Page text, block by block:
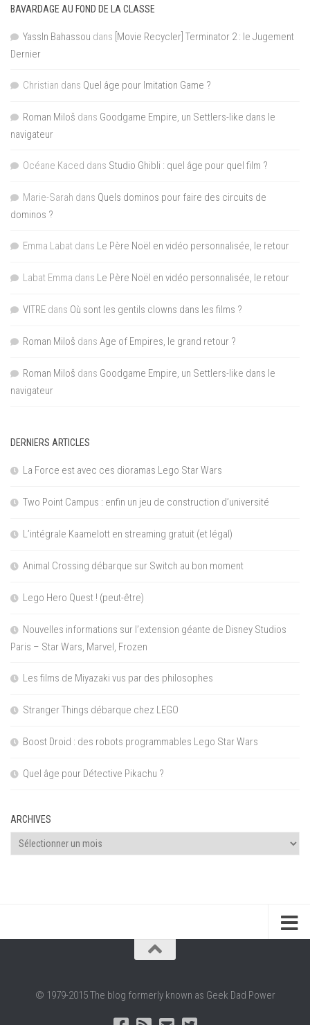
BAVARDAGE AU FOND DE LA CLASSE
YassIn Bahassou dans [Movie Recycler] Terminator 2 : le Jugement
Dernier
Christian dans Quel âge pour Imitation Game ?
Roman Miloš dans Goodgame Empire, un Settlers-like dans le
navigateur
Océane Kaced dans Studio Ghibli : quel âge pour quel film ?
Marie-Sarah dans Quels dominos pour faire des circuits de
dominos ?
Emma Labat dans Le Père Noël en vidéo personnalisée, le retour
Labat Emma dans Le Père Noël en vidéo personnalisée, le retour
VITRE dans Où sont les gentils clowns dans les films ?
Roman Miloš dans Age of Empires, le grand retour ?
Roman Miloš dans Goodgame Empire, un Settlers-like dans le
navigateur
DERNIERS ARTICLES
La Force est avec ces dioramas Lego Star Wars
Two Point Campus : enfin un jeu de construction d’université
L’intégrale Kaamelott en streaming gratuit (et légal)
Animal Crossing débarque sur Switch au bon moment
Lego Hero Quest ! (peut-être)
Nouvelles informations sur l’extension géante de Disney Studios
Paris – Star Wars, Marvel, Frozen
Les films de Miyazaki vus par des philosophes
Stranger Things débarque chez LEGO
Boost Droid : des robots programmables Lego Star Wars
Quel âge pour Détective Pikachu ?
ARCHIVES
Archives
© 1979-2015 The blog formerly known as Geek Dad Power